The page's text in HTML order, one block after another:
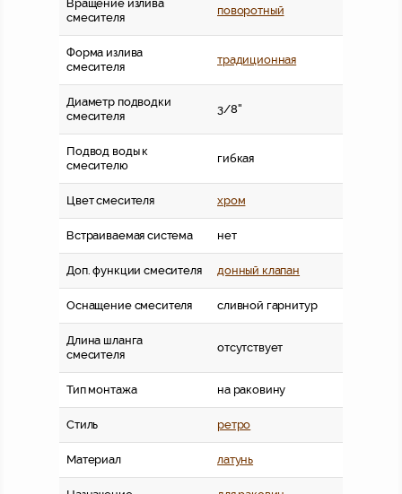
Вращение излива
смесителя
поворотный
Форма излива
смесителя
традиционная
Диаметр подводки
смесителя
3/8''
Подвод воды к
смесителю
гибкая
Цвет смесителя хром
Встраиваемая система нет
Доп. функции смесителя донный клапан
Оснащение смесителя сливной гарнитур
Длина шланга
смесителя
отсутствует
Тип монтажа на раковину
Стиль ретро
Материал латунь